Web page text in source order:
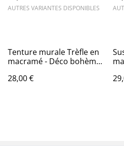
AUTRES VARIANTES DISPONIBLES
Tenture murale Trèfle en
macramé - Déco bohème
28,00 €